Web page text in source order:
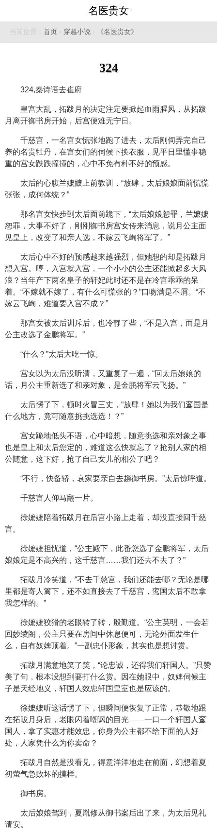
名医贵女
当前位置： 首页 › 穿越小说 › 《名医贵女》
324
324,秦诗语去崔府
皇宫大乱，拓跋月的决定注定要掀起血雨腥风，从拓跋
月离开御书房开始，后宫便难无宁日。
千慈宫，一名宫女慌张地跑了进去，太后刚伺弄完自己
养的名贵牡丹，在宫女们的伺候下换衣服，见平日里懂事稳
重的宫女跌跌撞撞的，心中不免有种不好的预感。
太后的心腹兰嬷嬷上前教训，“放肆，太后娘娘面前慌慌
张张，成何体统？”
那名宫女快步到太后面前跪下，“太后娘娘恕罪，兰嬷嬷
恕罪，大事不好了，刚刚御书房宫女传来消息，说月公主面
见皇上，改变了和亲人选，不嫁云飞峋将军了。”
太后心中不好的预感越来越强烈，但她想的却是拓跋月
想入宫。哼，入宫就入宫，一个小小的公主还能掀起多大风
浪？当年产下两名皇子的轩妃此时还不是在冷宫乖乖的呆
着。“不嫁就不嫁了，有什么可慌张的？”口吻满是不屑。“不
嫁云飞峋，难道要入宫不成？”
那宫女被太后训斥后，也冷静了些，“不是入宫，而是月
公主改选了金鹏将军。”
“什么？”太后大吃一惊。
宫女以为太后没听清，又重复了一遍，“回太后娘娘的
话，月公主重新选了和亲对象，是金鹏将军云飞扬。”
太后愣了下，顿时火冒三丈，“放肆！她以为我们鸾国是
什么地方，竟可随意挑挑选选！？”
宫女跪地低头不语，心中暗想，随意挑选和亲对象之事
也是皇上和太后您定的，难道这么快就忘了？抢别人家的相
公随意，这下好，抢了自己女儿的相公了吧？
“不行，快备轿，哀家要亲自去趟御书房。”太后惊呼道。
千慈宫人仰马翻一片。
徐嬷嬷陪着拓跋月在后宫小路上走着，却没直接回千慈
宫。
徐嬷嬷担忧道，“公主殿下，此番您选了金鹏将军，太后
娘娘定是不高兴的，这千慈宫……我们还去不去了？”
拓跋月冷笑道，“不去千慈宫，我们还能去哪？无论是哪
里都是寄人篱下，还不如直接去了千慈宫，鸾国太后不敢拿
我怎样的。”
徐嬷嬷狡猾的老眼转了转，殷勤道。“公主英明，一会若
回妙绫阁，公主只要在房间中休息便可，无论外面发生什
么，自有奴婢顶着。”一副忠仆形象，其实也是想讨赏。
拓跋月满意地笑了笑，“论忠诚，还得我们轩国人。”只赞
美了句，根本没想到要打什么赏。因在她眼中，奴婢伺候主
子是天经地义，轩国人效忠轩国皇室也是应该的。
徐嬷嬷听这话愣了下，但瞬间便恢复了正常，恭敬地跟
在拓跋月身后，老眼闪着嘲讽的目光——一口一个轩国人鸾
国人，拿了实惠才能效忠，你身为公主都不给下面的人好
处，人家凭什么为你卖命？
拓跋月自然是没看见，得意洋洋地走在前面，幻想着夏
初萤气急败坏的摸样。
御书房。
太后娘娘驾到，夏胤修从御书案后出了来，为太后见礼
请安。